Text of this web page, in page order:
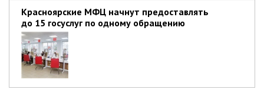
Красноярские МФЦ начнут предоставлять
до 15 госуслуг по одному обращению